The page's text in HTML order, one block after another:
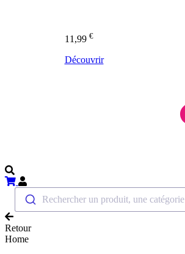
11,99 €
Découvrir
Rechercher un produit, une catégorie
Retour
Home